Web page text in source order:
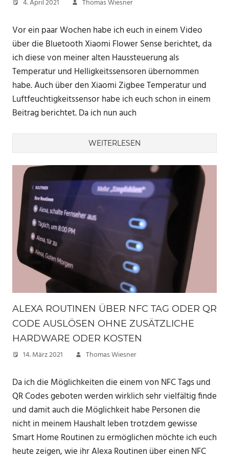
4. April 2021 Thomas Wiesner
Vor ein paar Wochen habe ich euch in einem Video
über die Bluetooth Xiaomi Flower Sense berichtet, da
ich diese von meiner alten Haussteuerung als
Temperatur und Helligkeitssensoren übernommen
habe. Auch über den Xiaomi Zigbee Temperatur und
Luftfeuchtigkeitssensor habe ich euch schon in einem
Beitrag berichtet. Da ich nun auch
WEITERLESEN
ALEXA ROUTINEN ÜBER NFC TAG ODER QR
CODE AUSLÖSEN OHNE ZUSÄTZLICHE
HARDWARE ODER KOSTEN
14. März 2021 Thomas Wiesner
Da ich die Möglichkeiten die einem von NFC Tags und
QR Codes geboten werden wirklich sehr vielfältig finde
und damit auch die Möglichkeit habe Personen die
nicht in meinem Haushalt leben trotzdem gewisse
Smart Home Routinen zu ermöglichen möchte ich euch
heute zeigen, wie ihr Alexa Routinen über einen NFC